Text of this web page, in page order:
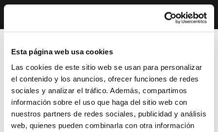
Esta página web usa cookies
Las cookies de este sitio web se usan para personalizar
el contenido y los anuncios, ofrecer funciones de redes
sociales y analizar el tráfico. Además, compartimos
información sobre el uso que haga del sitio web con
nuestros partners de redes sociales, publicidad y análisis
web, quienes pueden combinarla con otra información